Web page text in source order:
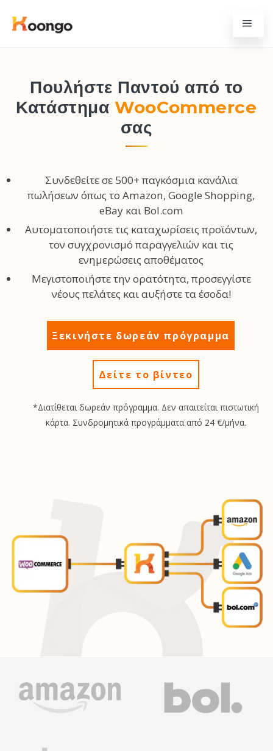
Πουλήστε Παντού από το
ΚατάστημαWooCommerce
σας
Συνδεθείτε σε 500+ παγκόσμια κανάλια
πωλήσεων όπως το Amazon, Google Shopping,
eBay και Bol.com
Αυτοματοποιήστε τις καταχωρίσεις προϊόντων,
τον συγχρονισμό παραγγελιών και τις
ενημερώσεις αποθέματος
Μεγιστοποιήστε την ορατότητα, προσεγγίστε
νέους πελάτες και αυξήστε τα έσοδα!
Ξεκινήστε δωρεάν πρόγραμμα
Δείτε το βίντεο
*Διατίθεται δωρεάν πρόγραμμα. Δεν απαιτείται πιστωτική
κάρτα. Συνδρομητικά προγράμματα από 24 €/μήνα.